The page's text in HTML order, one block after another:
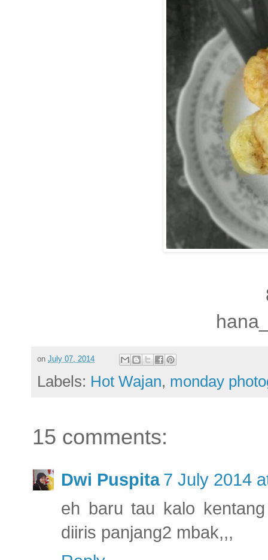
on July 07, 2014
Labels: Hot Wajan, monday
15 comments:
Dwi Puspita 7 July 2014
eh baru tau kalo
diiris panjang2 mbak,,,